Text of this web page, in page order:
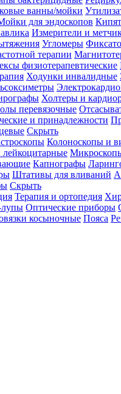
ванны/мойки
для эндоскопов
Измерители и
Угломеры
терапии
физиотерапевтические
Ходунки инвалидные
Холтеры и
перевязочные
и принадлежности
Скрыть
Колоноскопы и
Капнографы
Штативы для вливаний
Скрыть
Терапия и ортопедия
Оптические приборы
косыночные Пояса